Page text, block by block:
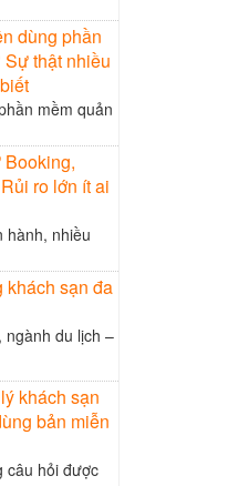
dùng phần
thật nhiều
mềm quản
ro lớn ít ai
hành, nhiều
khách sạn đa
ngành du lịch –
khách sạn
bản miễn
câu hỏi được